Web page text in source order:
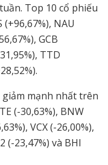
Top 10 cổ phiếu
NAU
GCB
TTD
mạnh nhất trên
(-30,63%), BNW
VCX (-26,00%),
(-23,47%) và BHI